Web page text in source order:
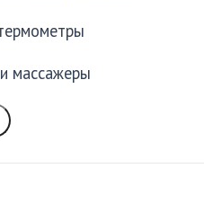
массажеры